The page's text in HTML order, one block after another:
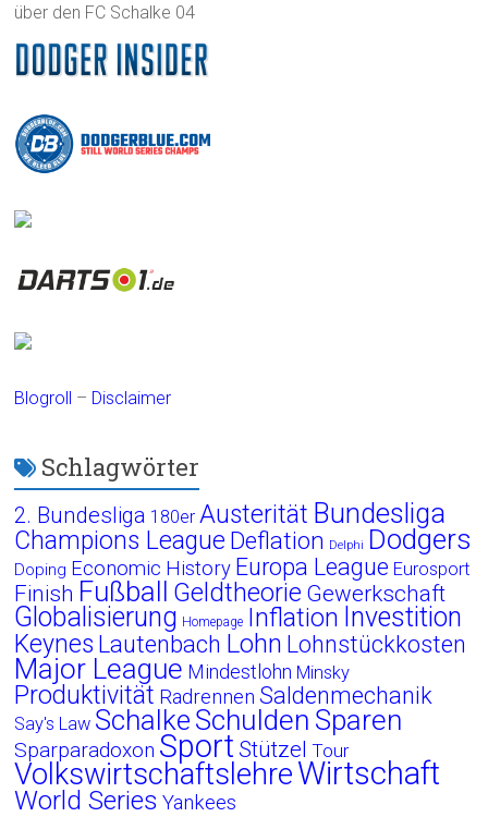
über den FC Schalke 04
Blogroll – Disclaimer
Schlagwörter
2. Bundesliga 180er Austerität Bundesliga
Champions League Deflation Delphi Dodgers
Doping Economic History Europa League Eurosport
Finish Fußball Geldtheorie Gewerkschaft
Globalisierung Homepage Inflation Investition
Keynes Lautenbach Lohn Lohnstückkosten
Major League Mindestlohn Minsky
Produktivität Radrennen Saldenmechanik
Say's Law Schalke Schulden Sparen
Sparparadoxon Sport Stützel Tour
VolkswirtschaftslehreWirtschaft
World Series Yankees